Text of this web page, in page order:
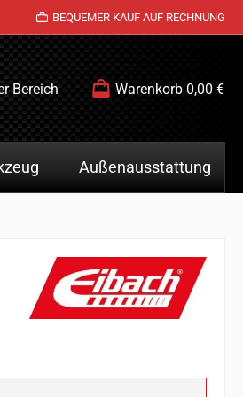
BEQUEMER KAUF AUF RECHNUNG
Bereich Warenkorb 0,00 €
Außenausstattung